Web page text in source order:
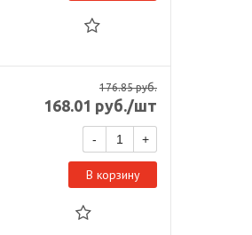
176.85руб.
168.01 руб./шт
- +
В корзину